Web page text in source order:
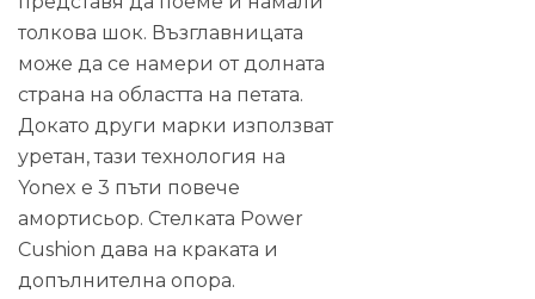
толкова шок. Възглавницата
може да се намери от долната
страна на областта на петата.
Докато други марки използват
уретан, тази технология на
Yonex е 3 пъти повече
амортисьор. Стелката Power
Cushion дава на краката и
допълнителна опора.